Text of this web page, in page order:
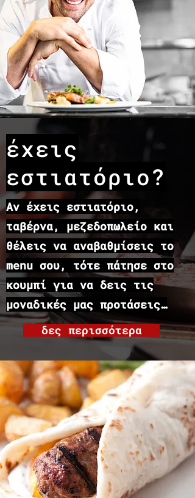
έχεις
εστιατόριο?
​Αν έχεις εστιατόριο,
ταβέρνα, μεζεδοπωλείο και
θέλεις να αναβαθμίσεις το
menu σου, τότε πάτησε στο
κουμπί για να δεις τις
μοναδικές μας προτάσεις…
δες περισσότερα